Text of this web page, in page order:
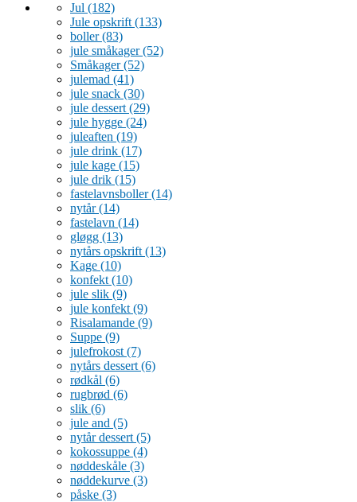
Jul (182)
Jule opskrift (133)
boller(83)
jule småkager(52)
Småkager(52)
julemad (41)
jule snack (30)
jule dessert (29)
jule hygge (24)
juleaften (19)
jule drink (17)
jule kage (15)
jule drik (15)
fastelavnsboller(14)
nytår(14)
fastelavn (14)
gløgg (13)
nytårs opskrift (13)
Kage (10)
konfekt (10)
jule slik (9)
jule konfekt (9)
Risalamande (9)
Suppe (9)
julefrokost (7)
nytårs dessert (6)
rødkål (6)
rugbrød (6)
slik (6)
jule and (5)
nytår dessert (5)
kokossuppe (4)
nøddeskåle (3)
nøddekurve (3)
påske (3)